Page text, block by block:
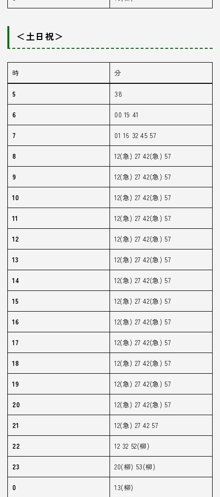
＜土日祝＞
時 分
5 38
6 00 19 41
7 01 16 32 45 57
8 12(急) 27 42(急) 57
9 12(急) 27 42(急) 57
10 12(急) 27 42(急) 57
11 12(急) 27 42(急) 57
12 12(急) 27 42(急) 57
13 12(急) 27 42(急) 57
14 12(急) 27 42(急) 57
15 12(急) 27 42(急) 57
16 12(急) 27 42(急) 57
17 12(急) 27 42(急) 57
18 12(急) 27 42(急) 57
19 12(急) 27 42(急) 57
20 12(急) 27 42(急) 57
21 12(急) 27 42 57
22 12 32 52(柳)
23 20(柳) 53(柳)
0 13(柳)